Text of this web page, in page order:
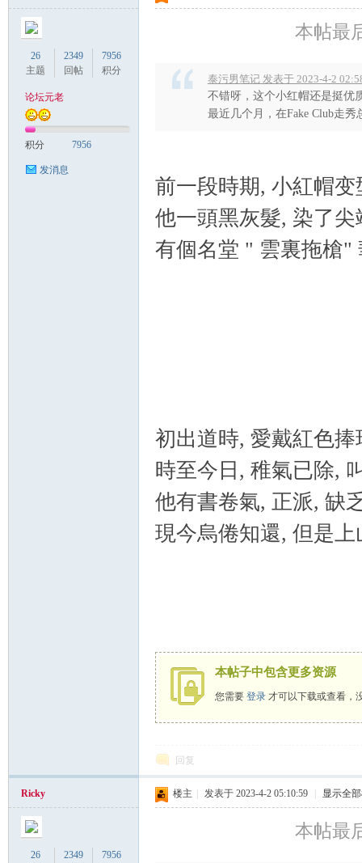
26
主题
2349
回帖
7956
积分
论坛元老
积分 7956
发消息
本帖最
泰污男笔记 发表于 2023-4-2
不错呀，这个小红帽还是挺优
最近几个月，在Fake Club走
前一段時期, 小紅帽
他一頭黑灰髮, 染了尖
有個名堂 " 雲裏拖槍"
初出道時, 愛戴紅色
時至今日, 稚氣已除,
他有書卷氣, 正派, 缺
現今烏倦知還, 但是
本帖子中包含更多资源
您需要 登录才可以下载或查看，
回复
Ricky
26
2349
7956
楼主 发表于 2023-4-2 05:10:59 显示全
本帖最